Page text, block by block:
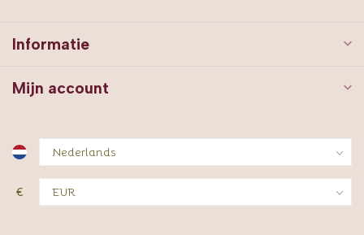
Informatie
Mijn account
€